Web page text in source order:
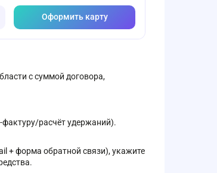
Оформить карту
с суммой договора,
расчёт удержаний).
+ форма обратной связи), укажите